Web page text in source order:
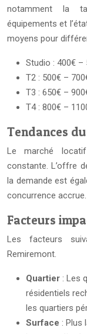
notamment la
équipements et
moyens pour
Studio : 400€ –
T2 : 500€ –
T3 : 650€ –
T4 : 800€ –
Tendances
Le marché
constante. L’offre
la demande est
concurrence accrue.
Facteurs
Les facteurs
Remiremont.
Quartier : Les
résidentiels
les quartiers
Surface : Plus